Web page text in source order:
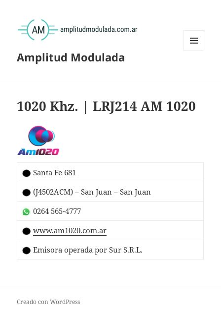
Amplitud Modulada
1020 Khz. | LRJ214 AM 1020
Santa Fe 681
(J4502ACM) – San Juan – San Juan
0264 565-4777
www.am1020.com.ar
Emisora operada por Sur S.R.L.
Creado con WordPress